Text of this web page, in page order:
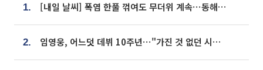
1. [내일 날씨] 폭염 한풀 꺾여도 무더위 계속⋯동해안 이틀 연속 비
2. 임영웅, 어느덧 데뷔 10주년⋯"가진 것 없던 시절, 내 앞엔 20명의 팬뿐"